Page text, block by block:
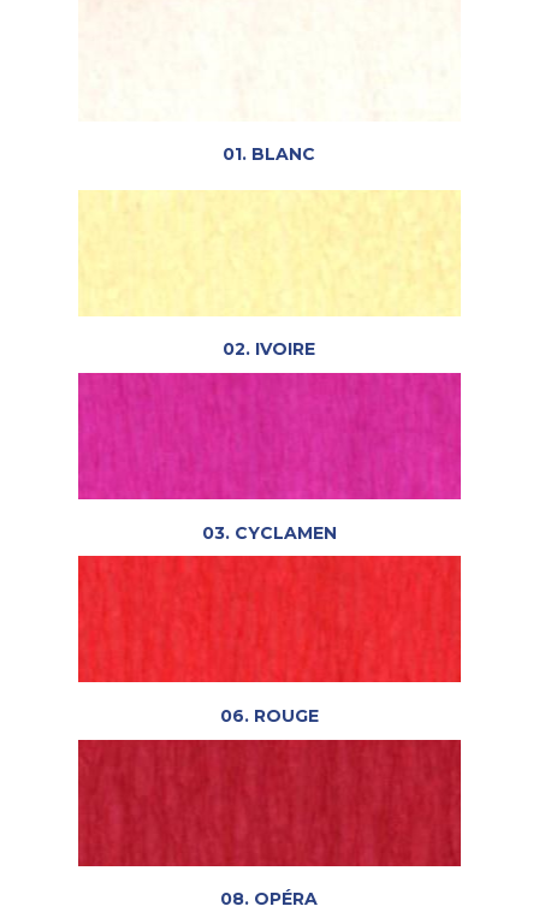
01. BLANC
02. IVOIRE
03. CYCLAMEN
06. ROUGE
08. OPÉRA